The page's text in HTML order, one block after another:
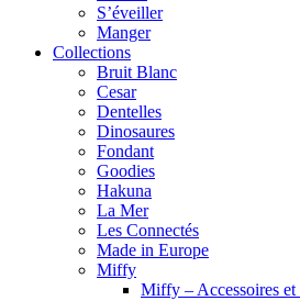
S’éveiller
Manger
Collections
Bruit Blanc
Cesar
Dentelles
Dinosaures
Fondant
Goodies
Hakuna
La Mer
Les Connectés
Made in Europe
Miffy
Miffy – Accessoires et